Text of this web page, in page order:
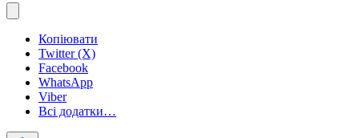
Копіювати
Twitter (X)
Facebook
WhatsApp
Viber
Всі додатки…